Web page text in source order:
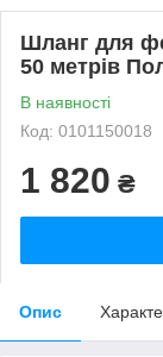
Шланг для
50 метрів
В наявності
Код: 0101150018
1 820 ₴
Опис